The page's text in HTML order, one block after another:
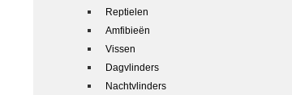
Reptielen
Amfibieën
Vissen
Dagvlinders
Nachtvlinders